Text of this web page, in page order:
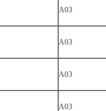
A03
A03
A03
A03